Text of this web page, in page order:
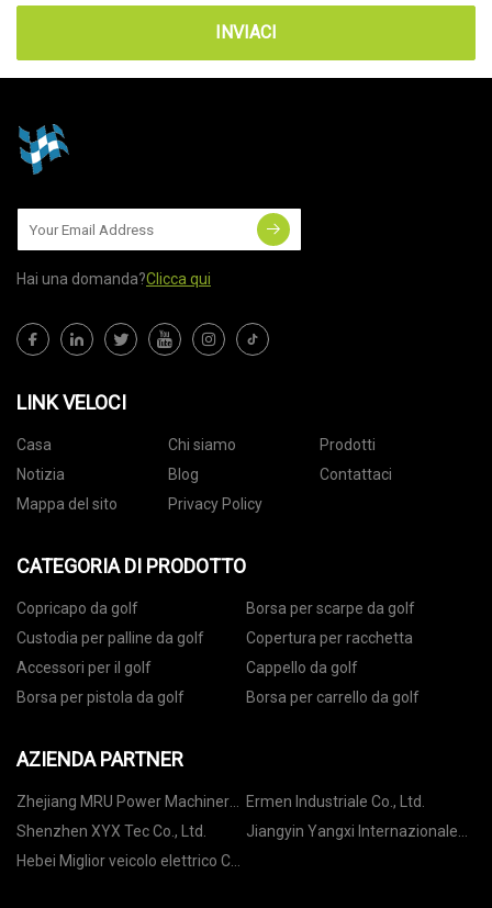
INVIACI
Hai una domanda?Clicca qui
LINK VELOCI
Casa Chi siamo
Prodotti
Notizia
Blog
Contattaci
Mappa del sito
Privacy Policy
CATEGORIA DI PRODOTTO
Copricapo da golf
Borsa per scarpe da golf
Custodia per palline da golf
Copertura per racchetta
Accessori per il golf
Cappello da golf
Borsa per pistola da golf
Borsa per carrello da golf
AZIENDA PARTNER
Zhejiang MRU Power Machinery
Co., Ltd.
Ermen Industriale Co., Ltd.
Shenzhen XYX Tec Co., Ltd.
Jiangyin Yangxi Internazionale
Hebei Miglior veicolo elettrico Co.,